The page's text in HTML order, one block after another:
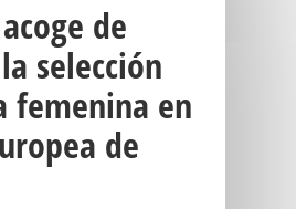
de
selección
femenina en
de